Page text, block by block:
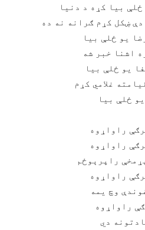
بيا کړه د دنيا
ښکل کړم ګرانه نه ده
يو ځلې بيا
اشنا خبر شه
يو ځلې بيا
غلامي کړم
ځلې بيا
راواړوه
راواړوه
راپرېوځم
راواړوه
وچ يمه
راواړوه
دي